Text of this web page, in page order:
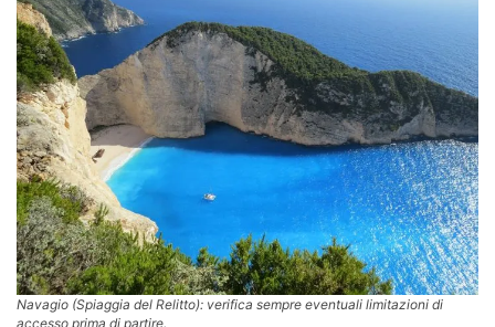
Navagio (Spiaggia del Relitto): verifica sempre eventuali limitazioni di
accesso prima di partire.